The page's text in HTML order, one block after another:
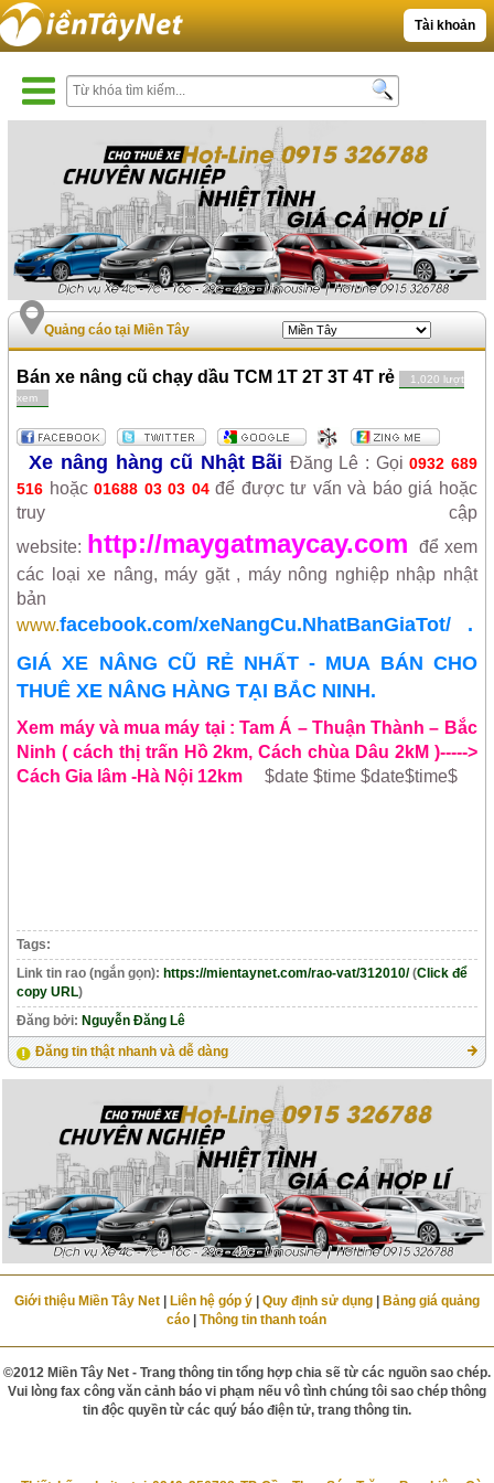
Tài khoản
Quảng cáo tại Miền Tây
Bán xe nâng cũ chạy dầu TCM 1T 2T 3T 4T rẻ
1,020 lượt
xem
Xe nâng hàng cũ Nhật Bãi Đăng Lê : Gọi0932 689
516 hoặc01688 03 03 04 để được tư vấn và báo giá hoặc
truy cập
website: http://maygatmaycay.com
để xem
các loại xe nâng, máy gặt , máy nông nghiệp nhập nhật
bản
www.facebook.com/xeNangCu.NhatBanGiaTot/
.
GIÁ XE NÂNG CŨ RẺ NHẤT - MUA BÁN CHO
THUÊ XE NÂNG HÀNG TẠI BẮC NINH.
Xem máy và mua máy tại : Tam Á – Thuận Thành – Bắc
Ninh ( cách thị trấn Hồ 2km, Cách chùa Dâu 2kM )----->
Cách Gia lâm -Hà Nội 12km
$date $time $date$time$
Tags:
Link tin rao (ngắn gọn): https://mientaynet.com/rao-vat/312010/(Click để
copy URL)
Đăng bởi: Nguyễn Đăng Lê
Đăng tin thật nhanh và dễ dàng
Giới thiệu Miền Tây Net| Liên hệ góp ý| Quy định sử dụng|
Bảng giá quảng
cáo |Thông tin thanh toán
©2012 Miền Tây Net - Trang thông tin tổng hợp chia sẽ từ các nguồn sao chép.
Vui lòng fax công văn cảnh báo vi phạm nếu vô tình chúng tôi sao chép thông
tin độc quyền từ các quý báo điện tử, trang thông tin.